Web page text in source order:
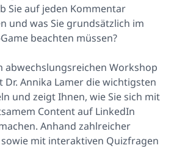
Sie auf jeden Kommentar
und was Sie grundsätzlich im
beachten müssen?
abwechslungsreichen Workshop
Annika Lamer die wichtigsten
und zeigt Ihnen, wie Sie sich mit
Content auf LinkedIn
Anhand zahlreicher
sowie mit interaktiven Quizfragen